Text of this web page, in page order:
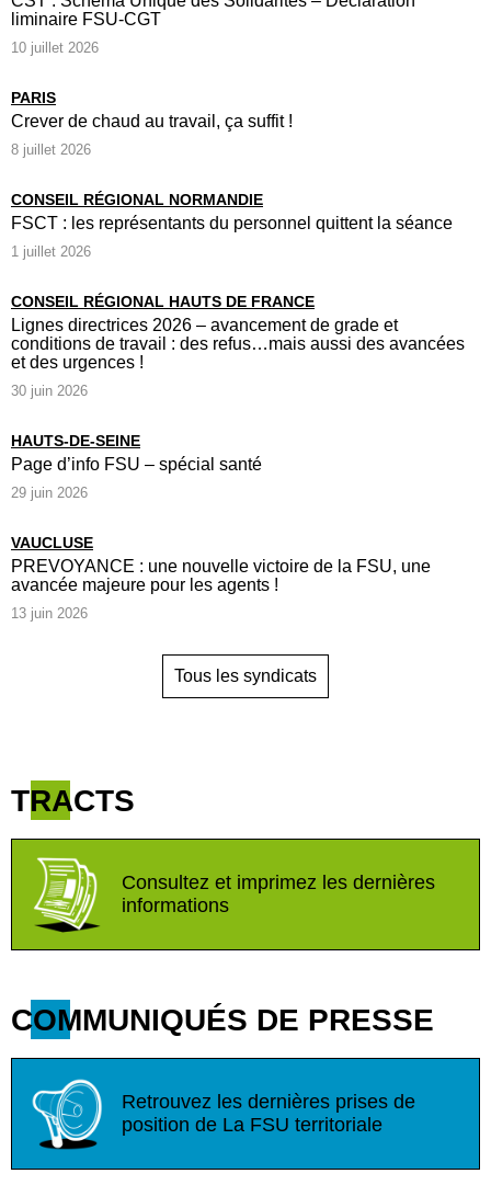
liminaire FSU-CGT
10 juillet 2026
PARIS
Crever de chaud au travail, ça suffit !
8 juillet 2026
CONSEIL RÉGIONAL NORMANDIE
FSCT : les représentants du personnel quittent la séance
1 juillet 2026
CONSEIL RÉGIONAL HAUTS DE FRANCE
Lignes directrices 2026 – avancement de grade et
conditions de travail : des refus…mais aussi des avancées
et des urgences !
30 juin 2026
HAUTS-DE-SEINE
Page d’info FSU – spécial santé
29 juin 2026
VAUCLUSE
PREVOYANCE : une nouvelle victoire de la FSU, une
avancée majeure pour les agents !
13 juin 2026
Tous les syndicats
TRACTS
Consultez et imprimez les dernières
informations
COMMUNIQUÉS DE PRESSE
Retrouvez les dernières prises de
position de La FSU territoriale